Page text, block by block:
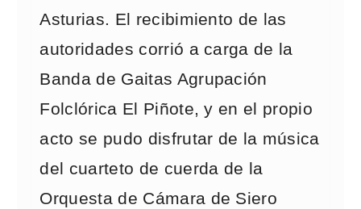
Asturias. El recibimiento de las
autoridades corrió a carga de la
Banda de Gaitas Agrupación
Folclórica El Piñote, y en el propio
acto se pudo disfrutar de la música
del cuarteto de cuerda de la
Orquesta de Cámara de Siero